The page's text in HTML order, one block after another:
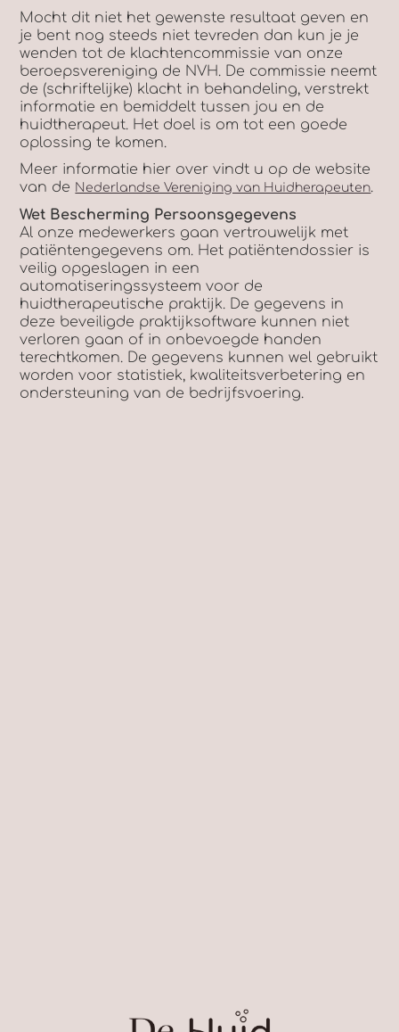
Mocht dit niet het gewenste resultaat geven en
je bent nog steeds niet tevreden dan kun je je
wenden tot de klachtencommissie van onze
beroepsvereniging de NVH. De commissie neemt
de (schriftelijke) klacht in behandeling, verstrekt
informatie en bemiddelt tussen jou en de
huidtherapeut. Het doel is om tot een goede
oplossing te komen.
Meer informatie hier over vindt u op de website
van de Nederlandse Vereniging van Huidherapeuten.
Wet Bescherming Persoonsgegevens
Al onze medewerkers gaan vertrouwelijk met
patiëntengegevens om. Het patiëntendossier is
veilig opgeslagen in een
automatiseringssysteem voor de
huidtherapeutische praktijk. De gegevens in
deze beveiligde praktijksoftware kunnen niet
verloren gaan of in onbevoegde handen
terechtkomen. De gegevens kunnen wel gebruikt
worden voor statistiek, kwaliteitsverbetering en
ondersteuning van de bedrijfsvoering.